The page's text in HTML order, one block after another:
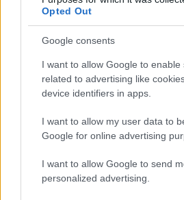
Opted Out
Google consents
I want to allow Google to enable
related to advertising like
device identifiers in apps.
I want to allow my user data to
Google for online advertising
I want to allow Google to send
personalized advertising.
helyet jött előre, a futam
előzött, így végül a 8.
a vasárnap délutáni döntő
rajtjánál sajnos azonban egy
keveredett, önhibáján kívül
versenyből, de a tempója